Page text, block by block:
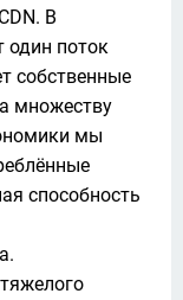
В
один поток
собственные
множеству
мы
способность